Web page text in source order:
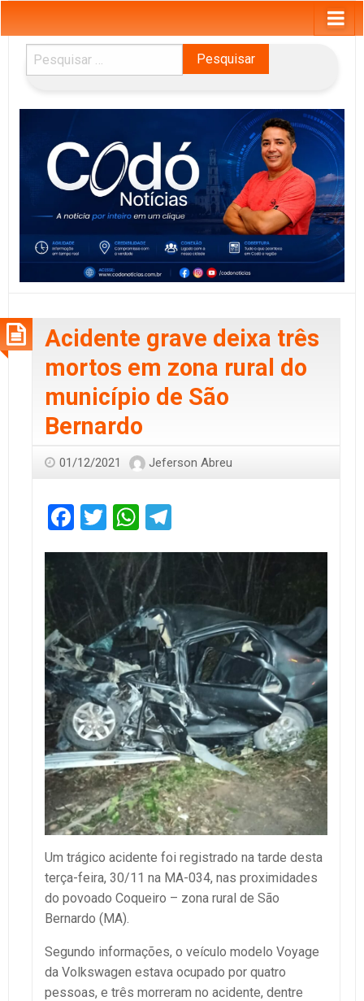
Pesquisar
por:
Acidente grave deixa três
mortos em zona rural do
município de São
Bernardo
01/12/2021 Jeferson Abreu
Facebook
TwitterWhatsApp
Um trágico acidente foi registrado na tarde desta
terça-feira, 30/11 na MA-034, nas proximidades
do povoado Coqueiro – zona rural de São
Bernardo (MA).
Segundo informações, o veículo modelo Voyage
da Volkswagen estava ocupado por quatro
pessoas, e três morreram no acidente, dentre